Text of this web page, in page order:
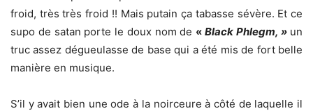
froid, très très froid !! Mais putain ça tabasse sévère. Et ce
supo de satan porte le doux nom de « Black Phlegm, » un
truc assez dégueulasse de base qui a été mis de fort belle
manière en musique.
S’il y avait bien une ode à la noirceure à côté de laquelle il